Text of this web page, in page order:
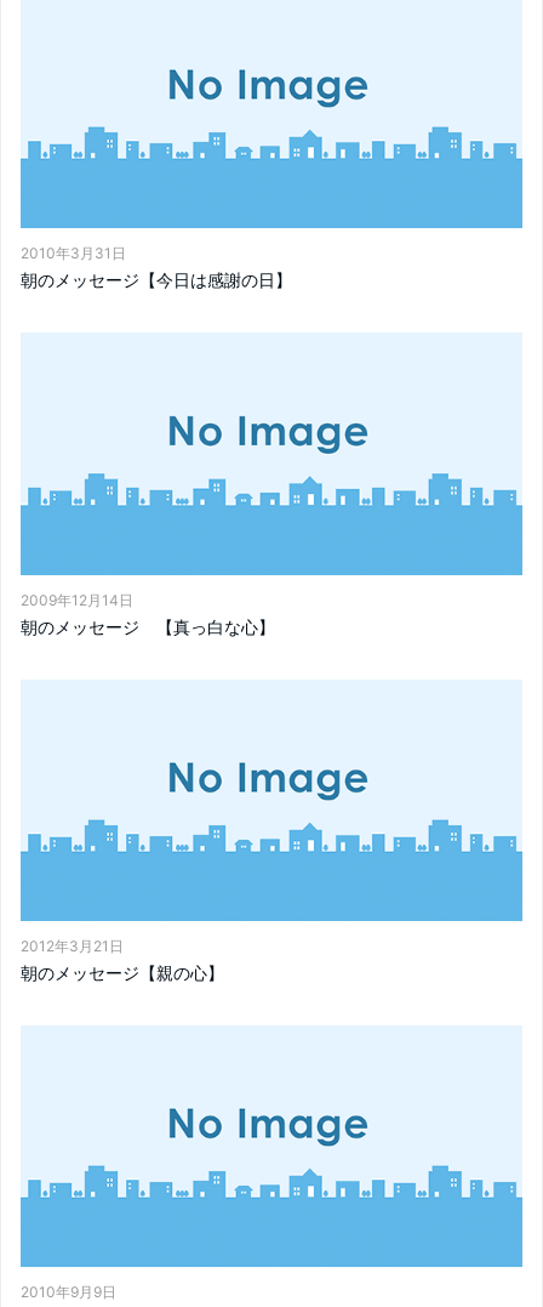
2010年3月31日
朝のメッセージ【今日は感謝の日】
2009年12月14日
朝のメッセージ 【真っ白な心】
2012年3月21日
朝のメッセージ【親の心】
2010年9月9日